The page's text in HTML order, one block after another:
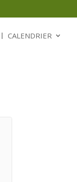
CALENDRIER